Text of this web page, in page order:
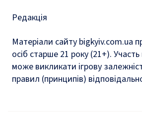
Редакція
Матеріали сайту bigkyiv.com.ua
осіб старше 21 року (21+). Участь
може викликати ігрову
правил (принципів)